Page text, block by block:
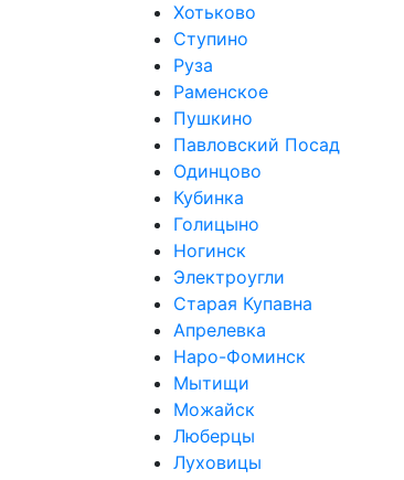
Хотьково
Ступино
Руза
Раменское
Пушкино
Павловский Посад
Одинцово
Кубинка
Голицыно
Ногинск
Электроугли
Старая Купавна
Апрелевка
Наро-Фоминск
Мытищи
Можайск
Люберцы
Луховицы